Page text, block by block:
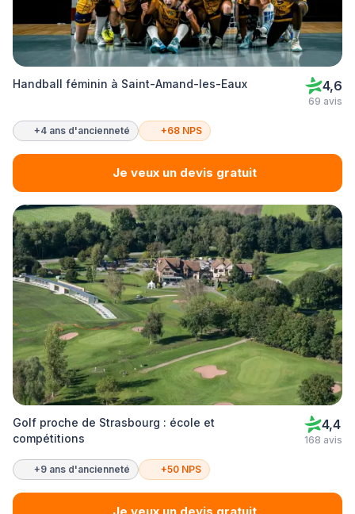
Handball féminin à Saint-Amand-les-Eaux 4,6
69 avis
+4 ans d'ancienneté +68 NPS
Je veux un devis gratuit
Golf proche de Strasbourg : école et
compétitions
4,4
168 avis
+9 ans d'ancienneté +50 NPS